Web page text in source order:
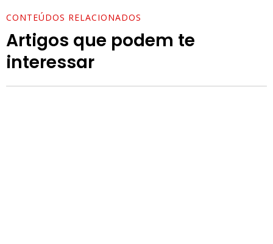
CONTEÚDOS RELACIONADOS
Artigos que podem te
interessar